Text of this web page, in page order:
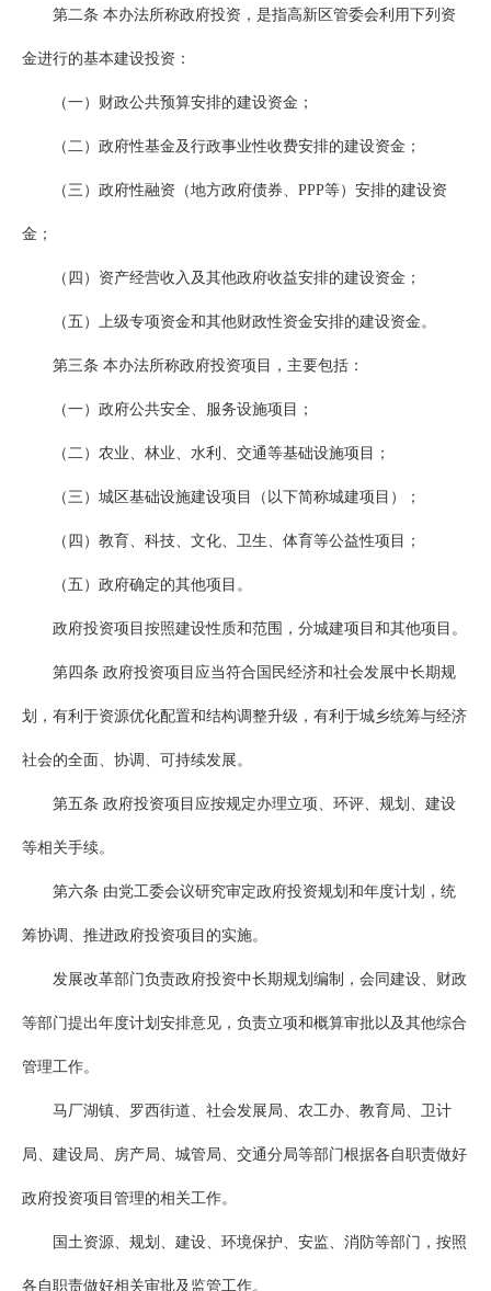
第二条 本办法所称政府投资，是指高新区管委会利用下列资
金进行的基本建设投资：
（一）财政公共预算安排的建设资金；
（二）政府性基金及行政事业性收费安排的建设资金；
（三）政府性融资（地方政府债券、PPP等）安排的建设资
金；
（四）资产经营收入及其他政府收益安排的建设资金；
（五）上级专项资金和其他财政性资金安排的建设资金。
第三条 本办法所称政府投资项目，主要包括：
（一）政府公共安全、服务设施项目；
（二）农业、林业、水利、交通等基础设施项目；
（三）城区基础设施建设项目（以下简称城建项目）；
（四）教育、科技、文化、卫生、体育等公益性项目；
（五）政府确定的其他项目。
政府投资项目按照建设性质和范围，分城建项目和其他项目。
第四条 政府投资项目应当符合国民经济和社会发展中长期规
划，有利于资源优化配置和结构调整升级，有利于城乡统筹与经济
社会的全面、协调、可持续发展。
第五条 政府投资项目应按规定办理立项、环评、规划、建设
等相关手续。
第六条 由党工委会议研究审定政府投资规划和年度计划，统
筹协调、推进政府投资项目的实施。
发展改革部门负责政府投资中长期规划编制，会同建设、财政
等部门提出年度计划安排意见，负责立项和概算审批以及其他综合
管理工作。
马厂湖镇、罗西街道、社会发展局、农工办、教育局、卫计
局、建设局、房产局、城管局、交通分局等部门根据各自职责做好
政府投资项目管理的相关工作。
国土资源、规划、建设、环境保护、安监、消防等部门，按照
各自职责做好相关审批及监管工作。